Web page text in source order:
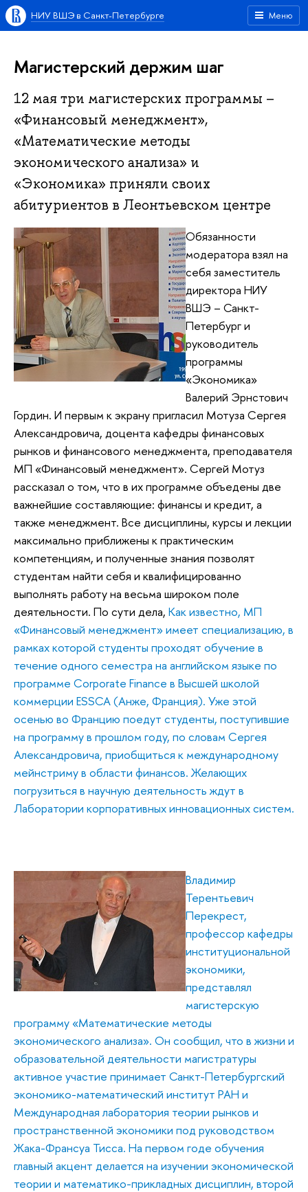
Меню
НИУ ВШЭ в Санкт-Петербурге
Магистерский держим шаг
12 мая три магистерских программы –
«Финансовый менеджмент»,
«Математические методы
экономического анализа» и
«Экономика» приняли своих
абитуриентов в Леонтьевском центре
Обязанности
модератора взял на
себя заместитель
директора НИУ
ВШЭ – Санкт-
Петербург и
руководитель
программы
«Экономика»
Валерий Эрнстович
Гордин. И первым к экрану пригласил Мотуза Сергея
Александровича, доцента кафедры финансовых
рынков и финансового менеджмента, преподавателя
МП «Финансовый менеджмент». Сергей Мотуз
рассказал о том, что в их программе объедены две
важнейшие составляющие: финансы и кредит, а
также менеджмент. Все дисциплины, курсы и лекции
максимально приближены к практическим
компетенциям, и полученные знания позволят
студентам найти себя и квалифицированно
выполнять работу на весьма широком поле
деятельности. По сути дела, Как известно, МП
«Финансовый менеджмент» имеет специализацию, в
рамках которой студенты проходят обучение в
течение одного семестра на английском языке по
программе Corporate Finance в Высшей школой
коммерции ESSCA (Анже, Франция). Уже этой
осенью во Францию поедут студенты, поступившие
на программу в прошлом году, по словам Сергея
Александровича, приобщиться к международному
мейнстриму в области финансов. Желающих
погрузиться в научную деятельность ждут в
Лаборатории корпоративных инновационных систем.
Владимир
Терентьевич
Перекрест,
профессор кафедры
институциональной
экономики,
представлял
магистерскую
программу «Математические методы
экономического анализа». Он сообщил, что в жизни и
образовательной деятельности магистратуры
активное участие принимает Санкт-Петербургский
экономико-математический институт РАН и
Международная лаборатория теории рынков и
пространственной экономики под руководством
Жака-Франсуа Тисса. На первом годе обучения
главный акцент делается на изучении экономической
теории и математико-прикладных дисциплин, второй